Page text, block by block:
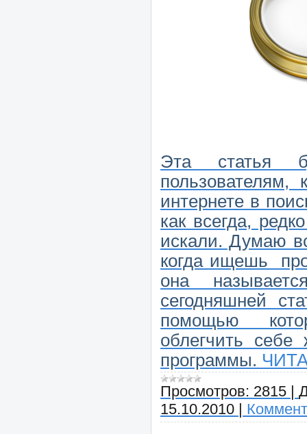
Эта статья
пользователям,
интернете в
как всегда,
искали. Думаю
когда ищешь
она
сегодняшней
помощью
облегчить
программы.
Просмотров: 2815
15.10.2010